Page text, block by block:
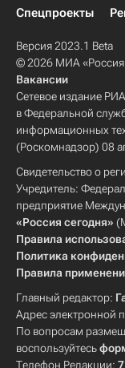
Спецпроекты
Версия 2023.1 Beta
© 2026 МИА «Россия
Вакансии
Сетевое издание
в Федеральной
информационных
(Роскомнадзор) 08
Свидетельство о
Учредитель:
предприятие
«Россия сегодня»
Правила
Политика
Правила
Главный редактор:
Адрес электронной
По вопросам
воспользуйтесь
Телефон Редакции: